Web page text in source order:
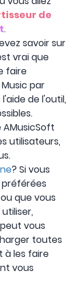
de
.
savoir sur
vrai que
faire
par
de l'outil,
utilisateurs,
? Si vous
que vous
vous
toutes
à les faire
vous